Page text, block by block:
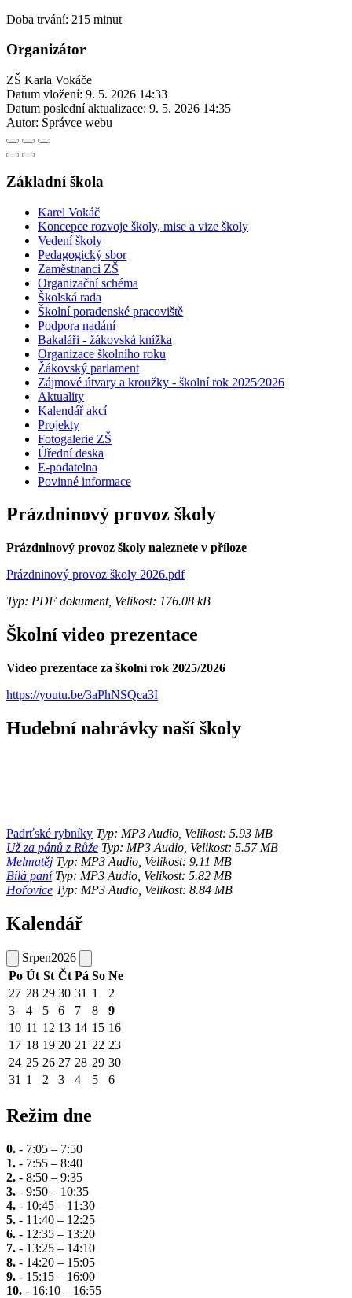
Doba trvání: 215 minut
Organizátor
ZŠ Karla Vokáče
Datum vložení: 9. 5. 2026 14:33
Datum poslední aktualizace: 9. 5. 2026 14:35
Autor: Správce webu
Základní škola
Karel Vokáč
Koncepce rozvoje školy, mise a vize školy
Vedení školy
Pedagogický sbor
Zaměstnanci ZŠ
Organizační schéma
Školská rada
Školní poradenské pracoviště
Podpora nadání
Bakaláři - žákovská knížka
Organizace školního roku
Žákovský parlament
Zájmové útvary a kroužky - školní rok 2025⁄2026
Aktuality
Kalendář akcí
Projekty
Fotogalerie ZŠ
Úřední deska
E-podatelna
Povinné informace
Prázdninový provoz školy
Prázdninový provoz školy naleznete v příloze
Prázdninový provoz školy 2026.pdf
Typ: PDF dokument, Velikost: 176.08 kB
Školní video prezentace
Video prezentace za školní rok 2025/2026
https://youtu.be/3aPhNSQca3I
Hudební nahrávky naší školy
Padrťské rybníky Typ: MP3 Audio, Velikost: 5.93 MB
Už za pánů z Růže Typ: MP3 Audio, Velikost: 5.57 MB
Melmatěj Typ: MP3 Audio, Velikost: 9.11 MB
Bílá paníTyp: MP3 Audio, Velikost: 5.82 MB
Hořovice Typ: MP3 Audio, Velikost: 8.84 MB
Kalendář
Srpen2026
Po Út St Čt Pá So Ne
27 28 29 30 31 1
2
3
4 5 6 7 8
9
10 11 12 13 14 15 16
17 18 19 20 21 22 23
24 25 26 27 28 29 30
31 1 2 3 4 5 6
Režim dne
0. - 7:05 – 7:50
1. - 7:55 – 8:40
2. - 8:50 – 9:35
3. - 9:50 – 10:35
4. - 10:45 – 11:30
5. - 11:40 – 12:25
6. - 12:35 – 13:20
7. - 13:25 – 14:10
8. - 14:20 – 15:05
9. - 15:15 – 16:00
10. - 16:10 – 16:55